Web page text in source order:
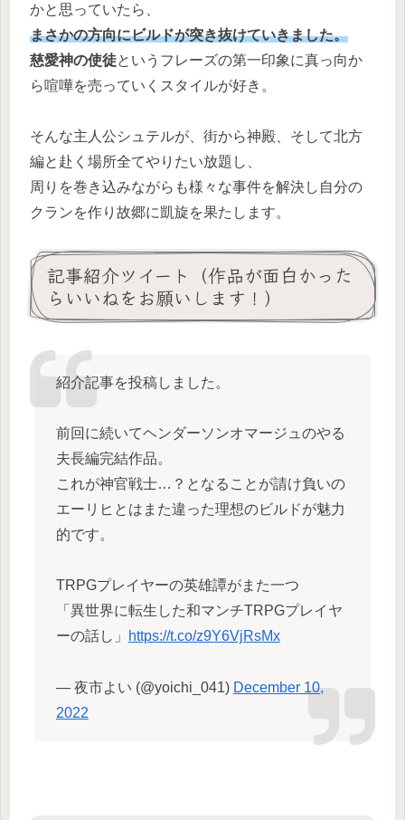
かと思っていたら、
まさかの方向にビルドが突き抜けていきました。
慈愛神の使徒というフレーズの第一印象に真っ向か
ら喧嘩を売っていくスタイルが好き。
そんな主人公シュテルが、街から神殿、そして北方
編と赴く場所全てやりたい放題し、
周りを巻き込みながらも様々な事件を解決し自分の
クランを作り故郷に凱旋を果たします。
記事紹介ツイート（作品が面白かった
らいいねをお願いします！）
紹介記事を投稿しました。
前回に続いてヘンダーソンオマージュのやる
夫長編完結作品。
これが神官戦士…？となることが請け負いの
エーリヒとはまた違った理想のビルドが魅力
的です。
TRPGプレイヤーの英雄譚がまた一つ
「異世界に転生した和マンチTRPGプレイヤ
ーの話し」
https://t.co/z9Y6VjRsMx
— 夜市よい (@yoichi_041) December 10,
2022